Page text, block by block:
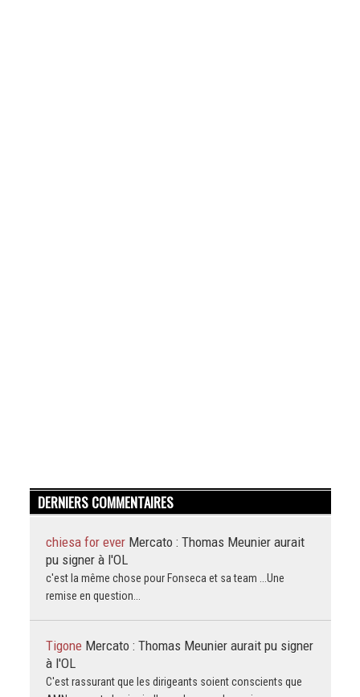
DERNIERS COMMENTAIRES
chiesa for ever Mercato : Thomas Meunier aurait
pu signer à l'OL
c'est la même chose pour Fonseca et sa team ...Une
remise en question...
Tigone Mercato : Thomas Meunier aurait pu signer
à l'OL
C'est rassurant que les dirigeants soient conscients que